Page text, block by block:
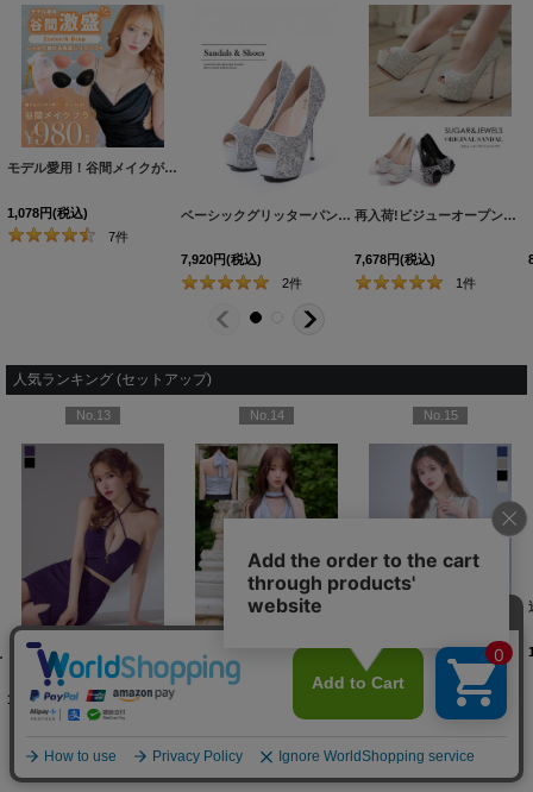
モデル愛用！谷間メイクが実現する激盛りぷるぷる肉厚シリコンブラ[OF08-U]
1,078円(税込)
7件
ベーシックグリッターパンプス/14cmヒール【2カラー/7サイズ】[OF02]
7,920円(税込)
2件
再入荷!ビジューオープントゥプラットフォームパンプス【34-40サイズ/2カラー】[OF02]
7,678円(税込)
1 件
人気ランキング (セットアップ)
260727-1 3551SBdzquAG-260706-1 [ 5045YNdzw-260115-1
【YN】dzcvBF
No.13
13,970円(税込)
No.14
【即日発送】送料無料！ドレープ/カウルネック/セットアップ/2ピース/リボン/谷間見せ/ノースリーブ/インナーパンツ/ミニドレス/キャバドレス【S-Mサイズ/2カラー】[OF03]【YN】dzozjSK
No.15
【即日発送】送料無料!パール襟フロントジップセットアップタイトミニドレス/キャバドレス【XS-XLサイズ/ 4カラー】[OF01] 【SB】dzwIA